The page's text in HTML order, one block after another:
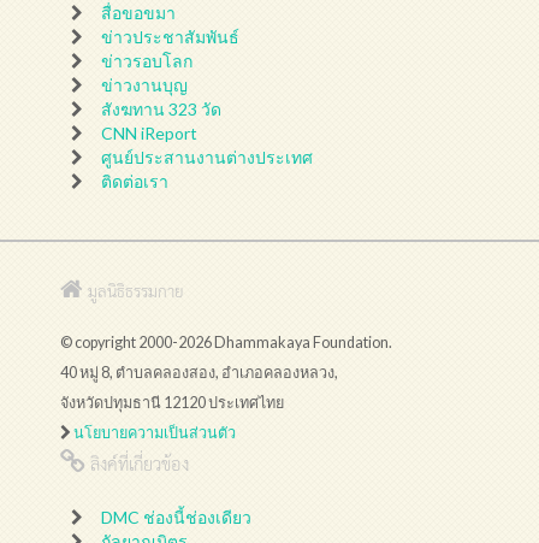
สื่อขอขมา
ข่าวประชาสัมพันธ์
ข่าวรอบโลก
ข่าวงานบุญ
สังฆทาน 323 วัด
CNN iReport
ศูนย์ประสานงานต่างประเทศ
ติดต่อเรา
มูลนิธิธรรมกาย
© copyright 2000-2026 Dhammakaya Foundation.
40 หมู่ 8, ตำบลคลองสอง, อำเภอคลองหลวง,
จังหวัดปทุมธานี 12120 ประเทศไทย
นโยบายความเป็นส่วนตัว
ลิงค์ที่เกี่ยวข้อง
DMC ช่องนี้ช่องเดียว